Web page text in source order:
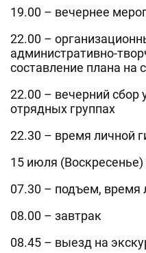
19.00 – вечернее
22.00 –
административно-
составление плана на
22.00 – вечерний сбор
отрядных группах
22.30 – время личной
15 июля (Воскресенье)
07.30 – подъем, время
08.00 – завтрак
08.45 – выезд на